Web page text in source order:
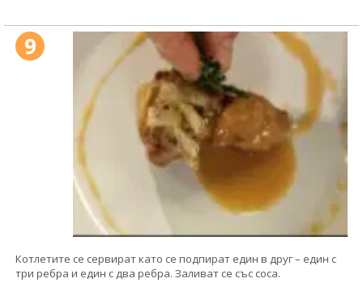
9
Котлетите се сервират като се подпират един в друг – един с
три ребра и един с два ребра. Заливат се със соса.